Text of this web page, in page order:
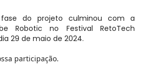
do projeto culminou com a
Robotic no Festival RetoTech
29 de maio de 2024.
participação.